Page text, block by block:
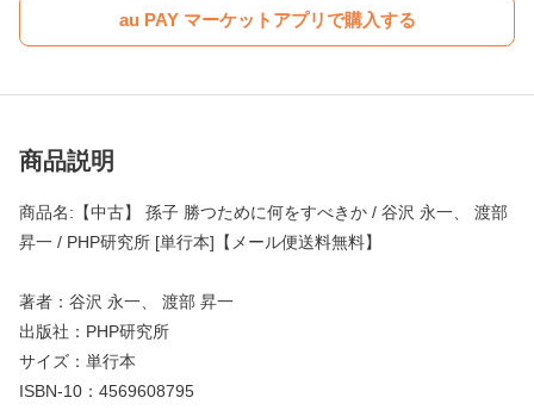
au PAY マーケットアプリで購入する
商品説明
商品名:【中古】 孫子 勝つために何をすべきか / 谷沢 永一、 渡部
昇一 / PHP研究所 [単行本]【メール便送料無料】
著者：谷沢 永一、 渡部 昇一
出版社：PHP研究所
サイズ：単行本
ISBN-10：4569608795